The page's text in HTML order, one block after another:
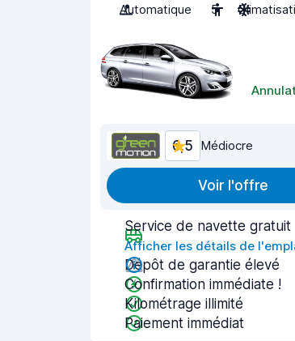
Automatique
5
6,5 Médiocre
Voir l'offre
Service de navette gratuit
Afficher les détails de
Dépôt de garantie élevé
Confirmation immédiate !
Kilométrage illimité
Paiement immédiat